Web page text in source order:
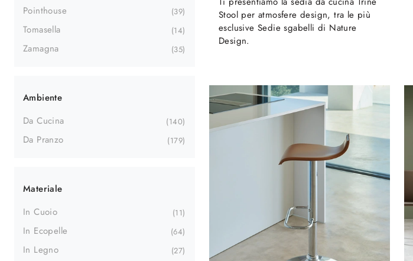
Pointhouse 39
Tomasella 14
Zamagna 35
Ambiente
Da Cucina
140
Da Pranzo 179
Materiale
In Cuoio
11
In Ecopelle 64
In Legno 27
Stool per atmosfere design, tra le più
esclusive Sedie sgabelli di Nature
Design.